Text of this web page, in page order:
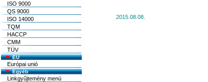
ISO 9000
QS 9000
ISO 14000
TQM
HACCP
CMM
TÜV
EU
Európai unió
Egyéb
Linkgyűjtemény menü
2015.08.08.